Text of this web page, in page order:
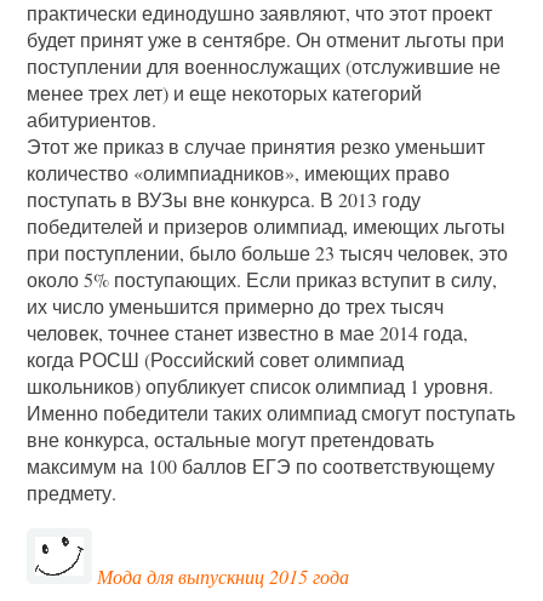
практически единодушно заявляют, что этот проект
будет принят уже в сентябре. Он отменит льготы при
поступлении для военнослужащих (отслужившие не
менее трех лет) и еще некоторых категорий
абитуриентов.
Этот же приказ в случае принятия резко уменьшит
количество «олимпиадников», имеющих право
поступать в ВУЗы вне конкурса. В 2013 году
победителей и призеров олимпиад, имеющих льготы
при поступлении, было больше 23 тысяч человек, это
около 5% поступающих. Если приказ вступит в силу,
их число уменьшится примерно до трех тысяч
человек, точнее станет известно в мае 2014 года,
когда РОСШ (Российский совет олимпиад
школьников) опубликует список олимпиад 1 уровня.
Именно победители таких олимпиад смогут поступать
вне конкурса, остальные могут претендовать
максимум на 100 баллов ЕГЭ по соответствующему
предмету.
Мода для выпускниц 2015 года